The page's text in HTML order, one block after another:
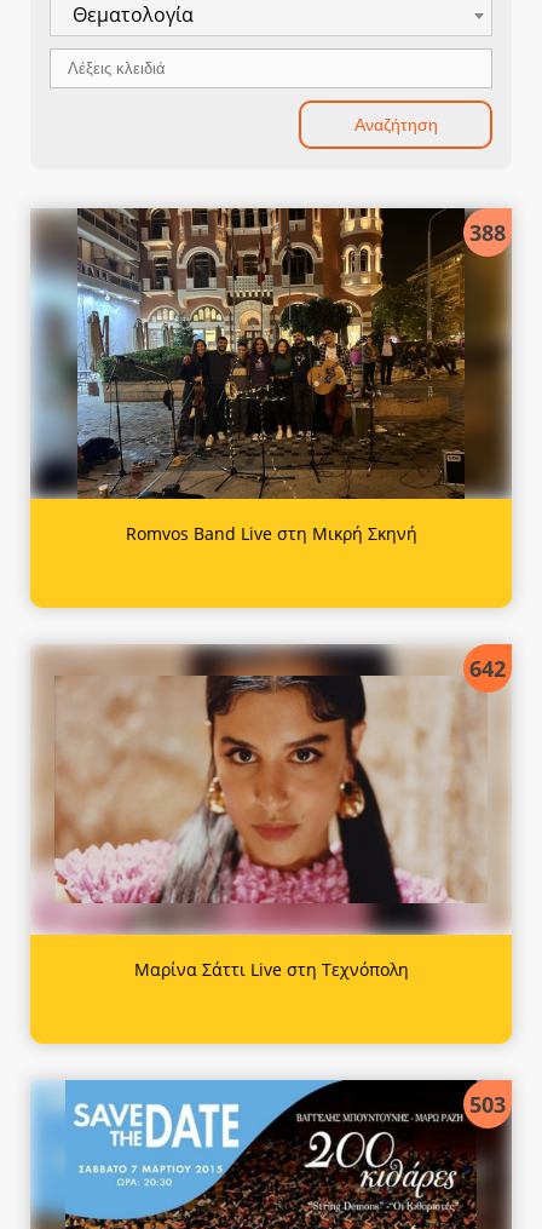
Θεματολογία
388
Romvos Band Live στη Μικρή Σκηνή
642
Μαρίνα Σάττι Live στη Τεχνόπολη
503